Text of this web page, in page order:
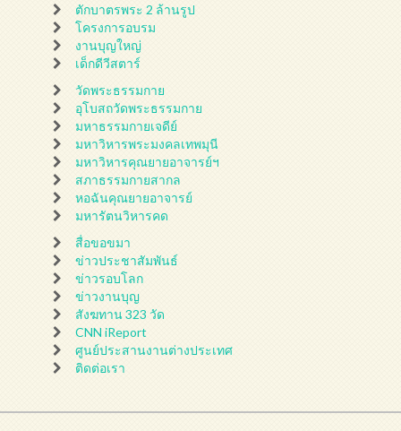
ตักบาตรพระ 2 ล้านรูป
โครงการอบรม
งานบุญใหญ่
เด็กดีวีสตาร์
วัดพระธรรมกาย
อุโบสถวัดพระธรรมกาย
มหาธรรมกายเจดีย์
มหาวิหารพระมงคลเทพมุนี
มหาวิหารคุณยายอาจารย์ฯ
สภาธรรมกายสากล
หอฉันคุณยายอาจารย์
มหารัตนวิหารคด
สื่อขอขมา
ข่าวประชาสัมพันธ์
ข่าวรอบโลก
ข่าวงานบุญ
สังฆทาน 323 วัด
CNN iReport
ศูนย์ประสานงานต่างประเทศ
ติดต่อเรา